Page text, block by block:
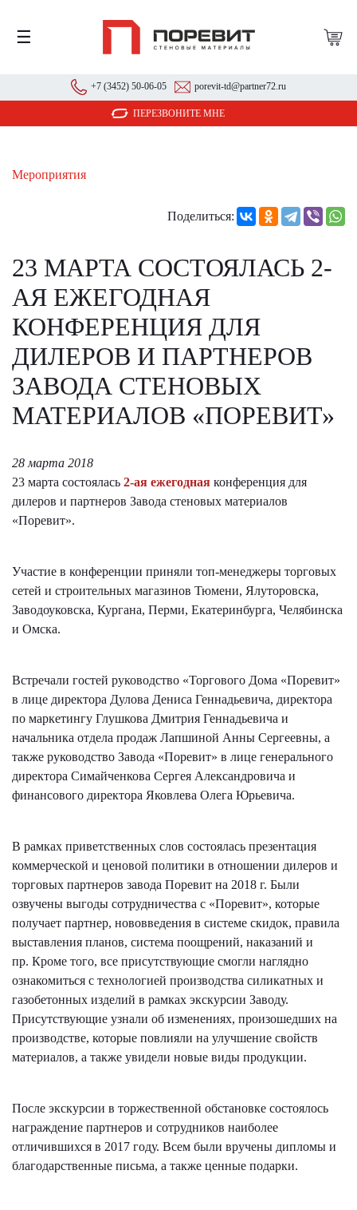
☰
+7 (3452) 50-06-05 porevit-td@partner72.ru
ПЕРЕЗВОНИТЕ МНЕ
Мероприятия
Поделиться:
23 МАРТА СОСТОЯЛАСЬ 2-
АЯ ЕЖЕГОДНАЯ
КОНФЕРЕНЦИЯ ДЛЯ
ДИЛЕРОВ И ПАРТНЕРОВ
ЗАВОДА СТЕНОВЫХ
МАТЕРИАЛОВ «ПОРЕВИТ»
28 марта 2018
23 марта состоялась 2-ая ежегодная конференция для
дилеров и партнеров Завода стеновых материалов
«Поревит».
Участие в конференции приняли топ-менеджеры торговых
сетей и строительных магазинов Тюмени, Ялуторовска,
Заводоуковска, Кургана, Перми, Екатеринбурга, Челябинска
и Омска.
Встречали гостей руководство «Торгового Дома «Поревит»
в лице директора Дулова Дениса Геннадьевича, директора
по маркетингу Глушкова Дмитрия Геннадьевича и
начальника отдела продаж Лапшиной Анны Сергеевны, а
также руководство Завода «Поревит» в лице генерального
директора Симайченкова Сергея Александровича и
финансового директора Яковлева Олега Юрьевича.
В рамках приветственных слов состоялась презентация
коммерческой и ценовой политики в отношении дилеров и
торговых партнеров завода Поревит на 2018 г. Были
озвучены выгоды сотрудничества с «Поревит», которые
получает партнер, нововведения в системе скидок, правила
выставления планов, система поощрений, наказаний и
пр. Кроме того, все присутствующие смогли наглядно
ознакомиться с технологией производства силикатных и
газобетонных изделий в рамках экскурсии Заводу.
Присутствующие узнали об изменениях, произошедших на
производстве, которые повлияли на улучшение свойств
материалов, а также увидели новые виды продукции.
После экскурсии в торжественной обстановке состоялось
награждение партнеров и сотрудников наиболее
отличившихся в 2017 году. Всем были вручены дипломы и
благодарственные письма, а также ценные подарки.